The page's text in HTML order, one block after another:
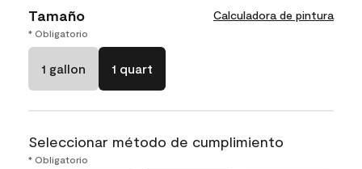
Tamaño Calculadora de pintura
* Obligatorio
1 gallon 1 quart
Seleccionar método de cumplimiento
* Obligatorio